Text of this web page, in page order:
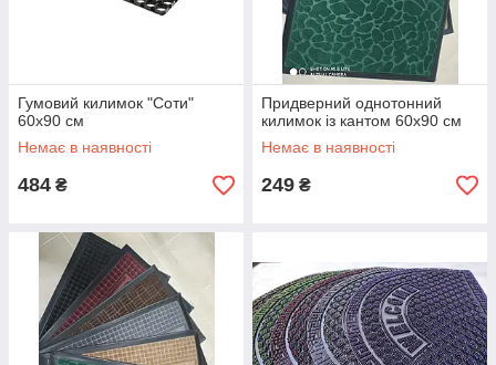
Гумовий килимок "Соти"
60х90 см
Немає в наявності
484 ₴
Придверний однотонний
килимок із кантом 60х90 см
Немає в наявності
249 ₴